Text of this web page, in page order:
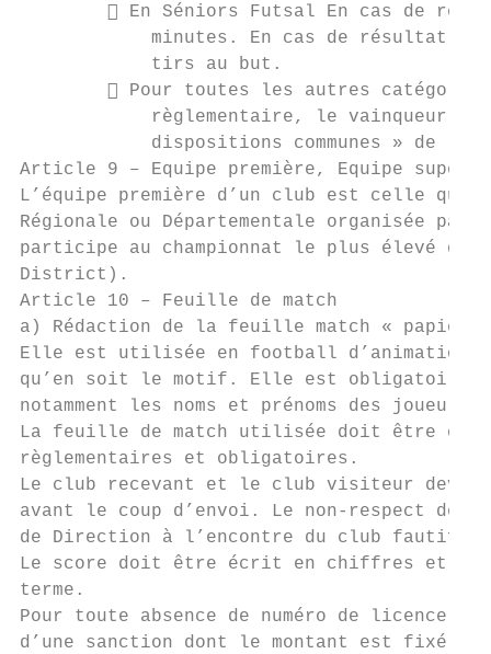
 En Séniors Futsal En cas de
minutes. En cas de résultat
            tirs au but.
 Pour toutes les autres
règlementaire, le vainqueur
dispositions communes » de la
Article 9 – Equipe première, Equipe
L’équipe première d’un club est celle qui
Régionale ou Départementale organisée
participe au championnat le plus élevé
District).
Article 10 – Feuille de match
a) Rédaction de la feuille match « papier »
Elle est utilisée en football d’animation
qu’en soit le motif. Elle est
notamment les noms et prénoms des
La feuille de match utilisée doit être
règlementaires et obligatoires.
Le club recevant et le club visiteur
avant le coup d’envoi. Le non-respect
de Direction à l’encontre du club fautif.
Le score doit être écrit en chiffres et
terme.
Pour toute absence de numéro de licence
d’une sanction dont le montant est fixé